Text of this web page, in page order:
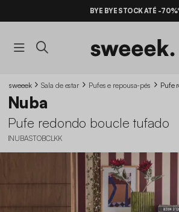
BYE BYE STOCK ATÉ -
sweeek Sala de estar Pufes e repousa-pés Pufe
Nuba
Pufe redondo boucle tufado
INUBASTOBCLKK